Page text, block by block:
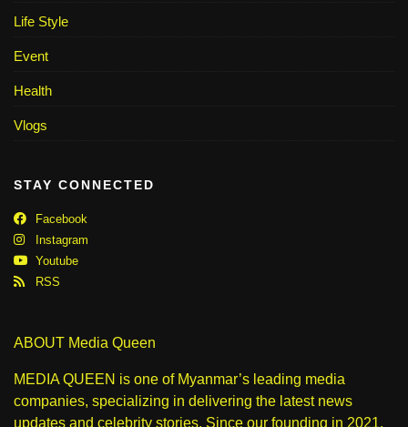
Life Style
Event
Health
Vlogs
STAY CONNECTED
Facebook
Instagram
Youtube
RSS
ABOUT Media Queen
MEDIA QUEEN is one of Myanmar’s leading media
companies, specializing in delivering the latest news
updates and celebrity stories. Since our founding in 2021,